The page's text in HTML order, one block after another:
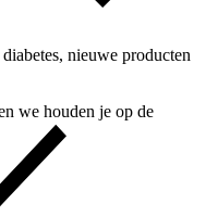
nieuwe producten
we houden je op de